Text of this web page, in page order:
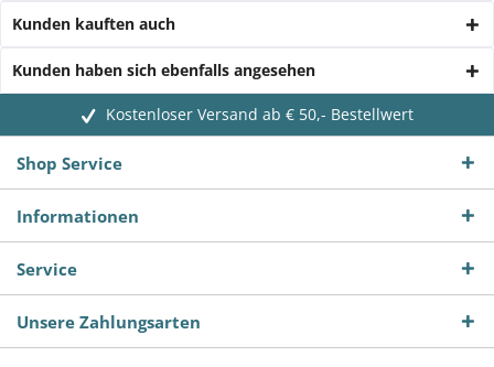
Kunden kauften auch
Kunden haben sich ebenfalls angesehen
Kostenloser Versand ab € 50,- Bestellwert
Shop Service
Informationen
Service
Unsere Zahlungsarten